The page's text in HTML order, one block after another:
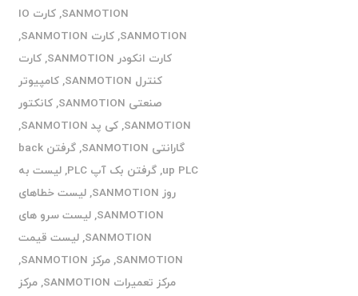
SANMOTION
,
کارت IO
SANMOTION
,کارت SANMOTION
,
کارت انکودر SANMOTION
,کارت
کنترل SANMOTION
,کامپیوتر
صنعتی SANMOTION
,کانکتور
SANMOTION
,کی پد SANMOTION
,
گارانتی SANMOTION
,
گرفتن back
up PLC
,گرفتن بک آپ PLC ,لیست به
روز SANMOTION
,لیست خطاهای
SANMOTION
,لیست سرو های
SANMOTION
,لیست قیمت
SANMOTION
,مرکز SANMOTION
,
مرکز تعمیرات SANMOTION
,مرکز